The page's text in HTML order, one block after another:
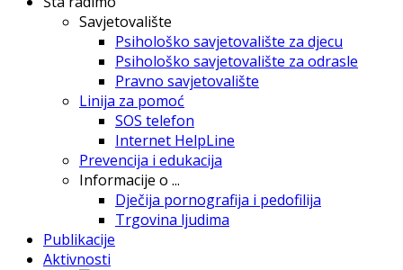
Savjetovalište
Psihološko savjetovalište za djecu
Psihološko savjetovalište za odrasle
Pravno savjetovalište
Linija za pomoć
SOS telefon
Internet HelpLine
Prevencija i edukacija
Informacije o ...
Dječija pornografija i pedofilija
Trgovina ljudima
Publikacije
Aktivnosti